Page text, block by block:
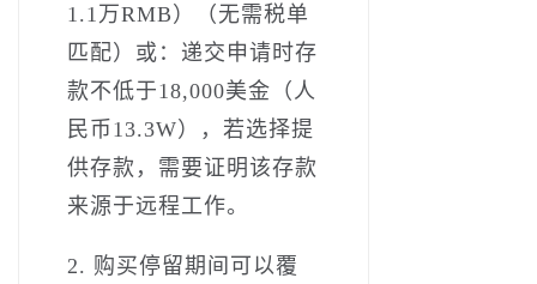
1.1万RMB）（无需税单
匹配）或：递交申请时存
款不低于18,000美金（人
民币13.3W），若选择提
供存款，需要证明该存款
来源于远程工作。
2.­ 购买停留期间可以覆